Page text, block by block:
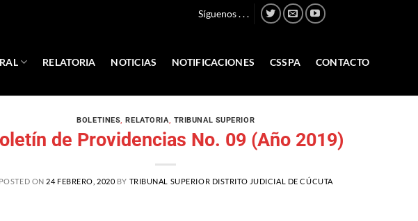
Síguenos . . .
RELATORIA NOTICIAS NOTIFICACIONES CSSPA CONTACTO
BOLETINES,RELATORIA, TRIBUNAL SUPERIOR
de Providencias No. 09 (Año 2019)
POSTED ON 24 FEBRERO, 2020 BY TRIBUNAL SUPERIOR DISTRITO JUDICIAL DE CÚCUTA